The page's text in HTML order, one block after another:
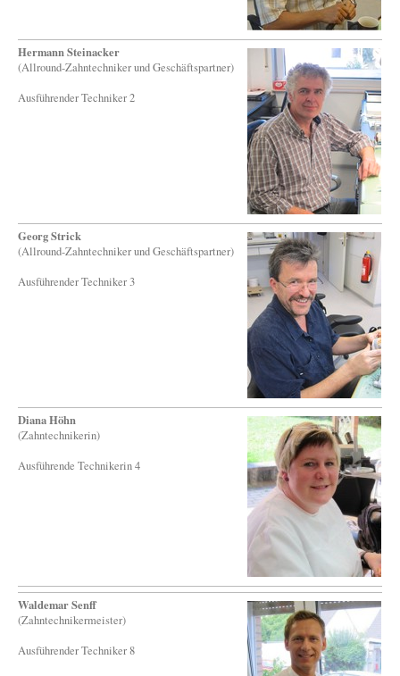
Hermann Steinacker
(Allround-Zahntechniker und Geschäftspartner)
Ausführender Techniker 2
Georg Strick
(Allround-Zahntechniker und Geschäftspartner)
Ausführender Techniker 3
Diana Höhn
(Zahntechnikerin)
Ausführende Technikerin 4
Waldemar Senff
(Zahntechnikermeister)
Ausführender Techniker 8